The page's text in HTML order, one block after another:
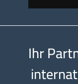
Ihr